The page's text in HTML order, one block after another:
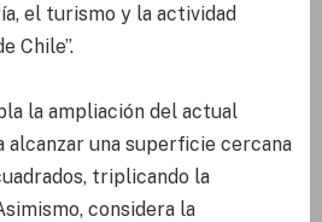
el turismo y la actividad
Chile”.
la ampliación del actual
una superficie cercana
triplicando la
considera la